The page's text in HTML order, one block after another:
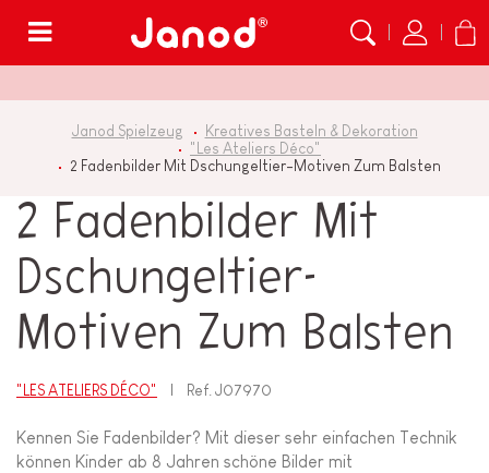
Janod Spielzeug
Kreatives Basteln & Dekoration
"Les Ateliers Déco"
2 Fadenbilder Mit Dschungeltier-Motiven Zum Balsten
2 Fadenbilder Mit
Dschungeltier-
Motiven Zum Balsten
"LES ATELIERS DÉCO" Ref.J07970
Kennen Sie Fadenbilder? Mit dieser sehr einfachen Technik
können Kinder ab 8 Jahren schöne Bilder mit